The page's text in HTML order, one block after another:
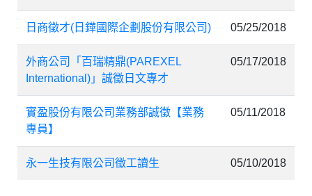
日商徵才(日鏵國際企劃股份有限公司) 05/25/2018
外商公司「百瑞精鼎(PAREXEL
International)」誠徵日文專才
05/17/2018
實盈股份有限公司業務部誠徵【業務
專員】
05/11/2018
永一生技有限公司徵工讀生 05/10/2018